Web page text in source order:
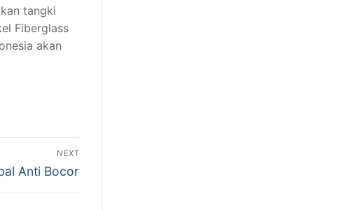
tangki
Fiberglass
akan
NEXT
Anti Bocor